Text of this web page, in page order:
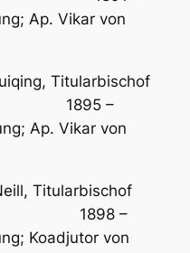
Ap. Vikar von
Titularbischof
–
Ap. Vikar von
Titularbischof
1898 –
Koadjutor von